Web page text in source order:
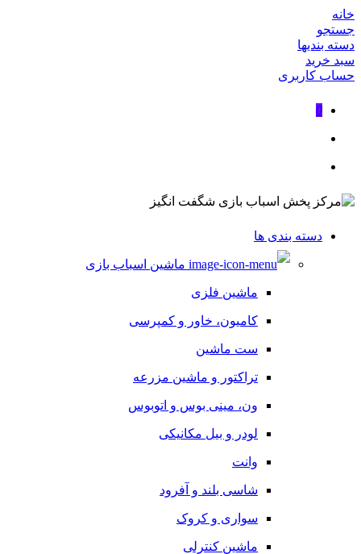
خانه
جستجو
دسته بندیها
سبد خرید
حساب کاربری
0
دسته بندی ها
ماشین اسباب بازی
ماشین فلزی
کامیون، خاور و کمپرسی
ست ماشین
تراکتور و ماشین مزرعه
ون، مینی بوس و اتوبوس
لودر و بیل مکانیکی
وانت
شاسی بلند و آفرود
سواری و کروک
ماشین کنترلی